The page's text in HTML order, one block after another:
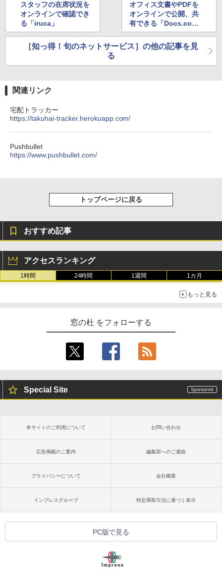
￥1,600
New Amazon Kindle Scribe Colorsoft |
11インチカラーディスプレイ、64GBスト
レージ、ノート機能搭載、明るさ自動調
整、色調調節ライト、プレミアムペン付
き、グラファイト
スタッフの在席状況を
オンラインで確認でき
る「iruca」
オフィス文書やPDFを
オンラインで公開、共
有できる「Docs.co
m」
［知っ得！旬のネットサービス］の他の記事を見
る
関連リンク
宅配トラッカー
https://takuhai-tracker.herokuapp.com/
Pushbullet
https://www.pushbullet.com/
トップページに戻る
おすすめ記事
アクセスランキング
1時間 24時間 1週間 1カ月
もっと見る
窓の杜 をフォローする
Special Site
本サイトのご利用について お問い合わせ
広告掲載のご案内 編集部へのご連絡
プライバシーについて 会社概要
インプレスグループ 特定商取引法に基づく表示
PC版で見る